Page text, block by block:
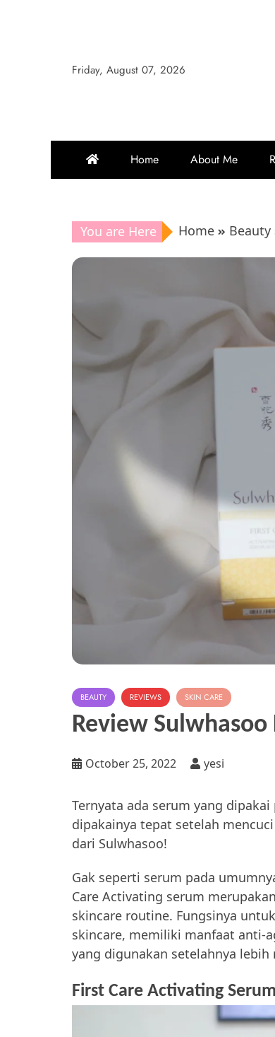
Friday, August 07, 2026
Home About Me
You are Here Home Beauty
BEAUTY REVIEWS SKIN CARE
Review
October 25, 2022 yesi
Ternyata ada serum yang
dipakainya tepat setelah
dari Sulwhasoo!
Gak seperti serum pada
Care Activating serum
skincare routine. Fungsinya
skincare, memiliki manfaat anti-
yang digunakan setelahnya lebih
First Care Activating